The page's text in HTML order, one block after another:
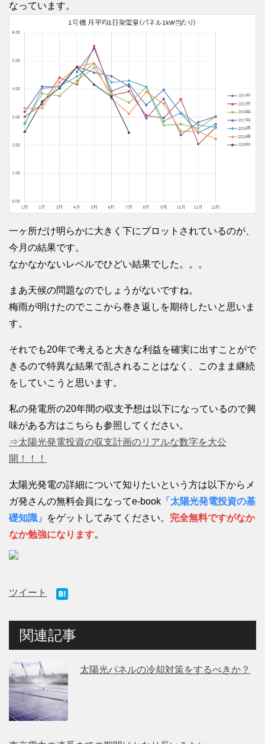
なっています。
一ヶ所だけ明らかに大きく下にプロットされているのが、
今月の結果です。
なかなかないレベルでひどい結果でした。。。
まあ天候の問題なのでしょうがないですね。
梅雨が明けたのでここから巻き返しを期待したいと思いま
す。
それでも20年で考えると大きな利益を確実に出すことがで
きるので特異な結果で乱されることはなく、このまま継続
をしていこうと思います。
私の発電所の20年間の収支予想は以下になっているので興
味がある方はこちらも参照してください。
⇒太陽光発電投資の収支計画のリアルな数字を大公
開！！！
太陽光発電の詳細について知りたいという方は以下からメ
ガ発さんの無料会員になってe-book 「太陽光発電投資の基
礎知識」
をゲットしてみてください。 完全無料ですがなか
なか勉強になります。
ツイート
関連記事
太陽光パネルの冷却対策をするべきか？